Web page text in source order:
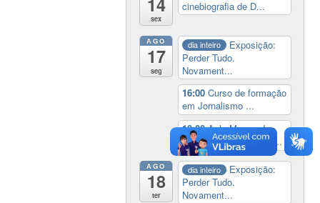
14
sex
cinebiografia de D...
AGO
17
seg
dia inteiro
Exposição:
Perder Tudo.
Novament...
16:00Curso de formação
em Jornalismo ...
19:00Aula Magna do
IELA: Homenagem ao...
AGO
18
ter
dia inteiro
Exposição:
Perder Tudo.
Novament...